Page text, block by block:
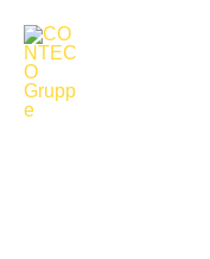
Inhalt
springen